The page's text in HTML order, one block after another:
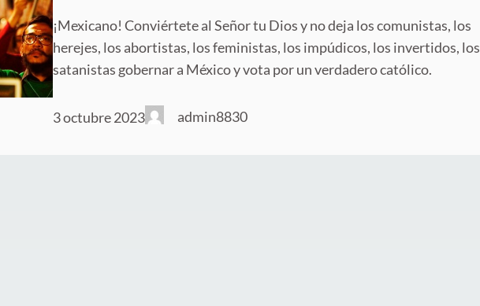
¡Mexicano! Conviértete al Señor tu Dios y no deja los comunistas, los
herejes, los abortistas, los feministas, los impúdicos, los invertidos, los
satanistas gobernar a México y vota por un verdadero católico.
3 octubre 2023 admin8830